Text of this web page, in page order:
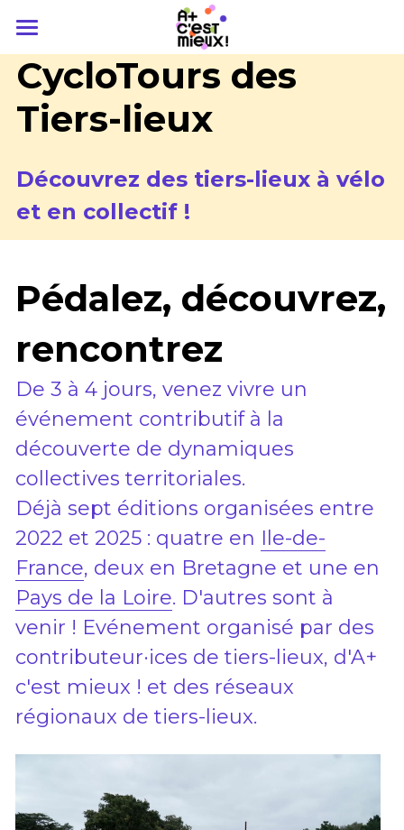
Accueil
Faire réseau
Missions et gouvernance
CycloTour des tiers-lieux
Tous les événements
Outiller et transmettre
Prendre soin
Transition écologique
Ressources
CycloTours des
Tiers-lieux
Découvrez des tiers-lieux à vélo
et en collectif !
Pédalez, découvrez,
rencontrez
De 3 à 4 jours, venez vivre un
événement contributif à la
découverte de dynamiques
collectives territoriales.
Déjà sept éditions organisées entre
2022 et 2025 : quatre en Ile-de-
France
Pays de la Loire. D'autres sont à
venir ! Evénement organisé par des
contributeur·ices de tiers-lieux, d'A+
c'est mieux ! et des réseaux
régionaux de tiers-lieux.
CATÉGORIES DE BLOG
Toutes les catégories